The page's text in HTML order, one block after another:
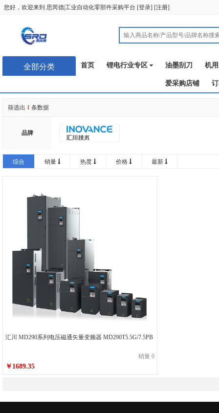
您好，欢迎来到 思芮德|工业自动化零部件采购平台 [登录] [注册]
全部分类 首页 锂电行业专区 油墨刮刀 机
爱采购店铺
筛选出 1 条数据
品牌
综合 销量 热度 价格 最新
汇川 MD290系列电压磁通矢量变频器 MD290T5.5G/7.5PB
销量 0
￥1689.35